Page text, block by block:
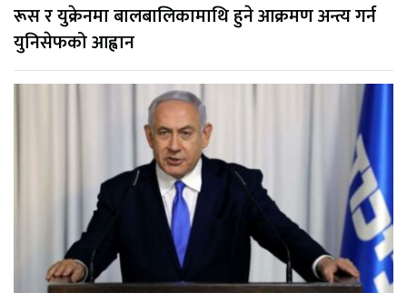
रूस र युक्रेनमा बालबालिकामाथि हुने आक्रमण अन्त्य गर्न
युनिसेफको आह्वान